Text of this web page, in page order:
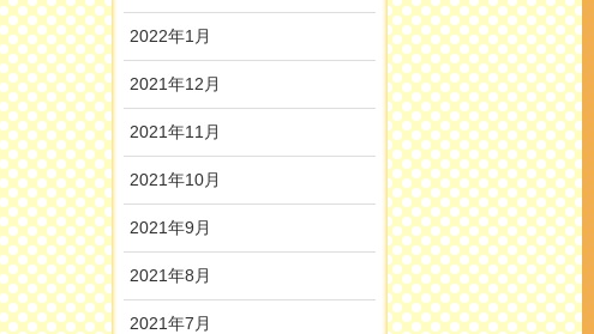
2022年1月
2021年12月
2021年11月
2021年10月
2021年9月
2021年8月
2021年7月